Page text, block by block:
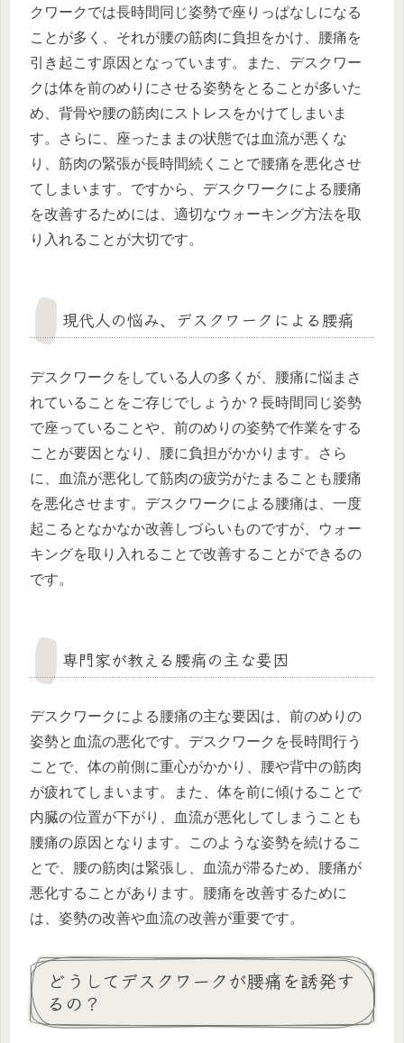
クワークでは長時間同じ姿勢で座りっぱなしになる
ことが多く、それが腰の筋肉に負担をかけ、腰痛を
引き起こす原因となっています。また、デスクワー
クは体を前のめりにさせる姿勢をとることが多いた
め、背骨や腰の筋肉にストレスをかけてしまいま
す。さらに、座ったままの状態では血流が悪くな
り、筋肉の緊張が長時間続くことで腰痛を悪化させ
てしまいます。ですから、デスクワークによる腰痛
を改善するためには、適切なウォーキング方法を取
り入れることが大切です。
現代人の悩み、デスクワークによる腰痛
デスクワークをしている人の多くが、腰痛に悩まさ
れていることをご存じでしょうか？長時間同じ姿勢
で座っていることや、前のめりの姿勢で作業をする
ことが要因となり、腰に負担がかかります。さら
に、血流が悪化して筋肉の疲労がたまることも腰痛
を悪化させます。デスクワークによる腰痛は、一度
起こるとなかなか改善しづらいものですが、ウォー
キングを取り入れることで改善することができるの
です。
専門家が教える腰痛の主な要因
デスクワークによる腰痛の主な要因は、前のめりの
姿勢と血流の悪化です。デスクワークを長時間行う
ことで、体の前側に重心がかかり、腰や背中の筋肉
が疲れてしまいます。また、体を前に傾けることで
内臓の位置が下がり、血流が悪化してしまうことも
腰痛の原因となります。このような姿勢を続けるこ
とで、腰の筋肉は緊張し、血流が滞るため、腰痛が
悪化することがあります。腰痛を改善するために
は、姿勢の改善や血流の改善が重要です。
どうしてデスクワークが腰痛を誘発す
るの？